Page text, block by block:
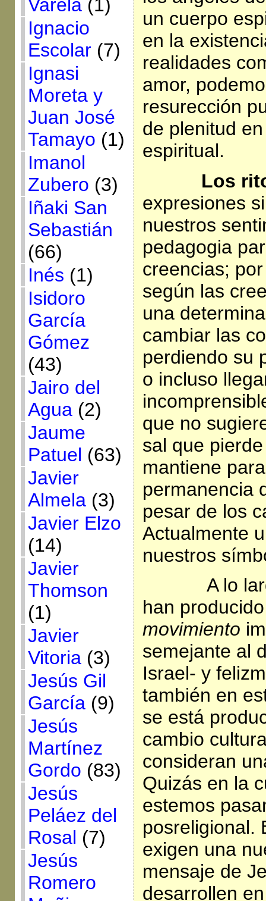
Varela(1)
Ignacio
Escolar(7)
Ignasi
Moreta y
Juan José
Tamayo (1)
Imanol
Zubero (3)
Iñaki San
Sebastián
(66)
Inés (1)
Isidoro
García
Gómez
(43)
Jairo del
Agua(2)
Jaume
Patuel (63)
Javier
Almela(3)
Javier Elzo
(14)
Javier
Thomson
(1)
Javier
Vitoria(3)
Jesús Gil
García(9)
Jesús
Martínez
Gordo (83)
Jesús
Peláez del
Rosal (7)
Jesús
Romero
un cuerpo
en la
realidades
amor,
resurección
de plenitud
espiritual.
Los ritos
expresiones
nuestros
pedagogia
creencias;
según las
una
cambiar las
perdiendo su
o incluso
que no
sal que
mantiene
permanencia
pesar de los
Actualmente
nuestros
A lo
han
movimiento
semejante al
Israel- y
también en
se está
cambio
consideran
Quizás en la
estemos
posreligional.
exigen una
mensaje de
desarrollen